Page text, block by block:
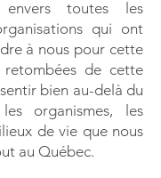
envers toutes les
qui ont
à nous pour cette
de cette
bien au-delà du
organismes, les
de vie que nous
au Québec.